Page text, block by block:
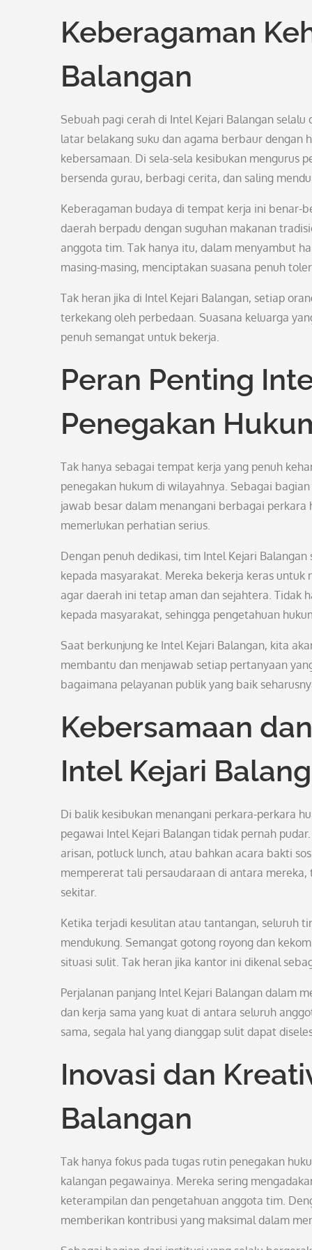
Keberagaman
Balangan
Sebuah pagi cerah di Intel Kejari Balangan
latar belakang suku dan agama berbaur dengan
kebersamaan. Di sela-sela kesibukan mengurus
bersenda gurau, berbagi cerita, dan saling
Keberagaman budaya di tempat kerja ini benar-
daerah berpadu dengan suguhan makanan
anggota tim. Tak hanya itu, dalam menyambut
masing-masing, menciptakan suasana penuh
Tak heran jika di Intel Kejari Balangan, setiap
terkekang oleh perbedaan. Suasana keluarga
penuh semangat untuk bekerja.
Peran Penting
Penegakan
Tak hanya sebagai tempat kerja yang penuh
penegakan hukum di wilayahnya. Sebagai
jawab besar dalam menangani berbagai perkara
memerlukan perhatian serius.
Dengan penuh dedikasi, tim Intel Kejari
kepada masyarakat. Mereka bekerja keras
agar daerah ini tetap aman dan sejahtera. Tidak
kepada masyarakat, sehingga pengetahuan
Saat berkunjung ke Intel Kejari Balangan, kita
membantu dan menjawab setiap pertanyaan
bagaimana pelayanan publik yang baik
Kebersamaan
Intel Kejari
Di balik kesibukan menangani perkara-perkara
pegawai Intel Kejari Balangan tidak pernah
arisan, potluck lunch, atau bahkan acara bakti
mempererat tali persaudaraan di antara
sekitar.
Ketika terjadi kesulitan atau tantangan, seluruh
mendukung. Semangat gotong royong dan
situasi sulit. Tak heran jika kantor ini dikenal
Perjalanan panjang Intel Kejari Balangan dalam
dan kerja sama yang kuat di antara seluruh
sama, segala hal yang dianggap sulit dapat
Inovasi dan
Balangan
Tak hanya fokus pada tugas rutin penegakan
kalangan pegawainya. Mereka sering
keterampilan dan pengetahuan anggota tim.
memberikan kontribusi yang maksimal dalam